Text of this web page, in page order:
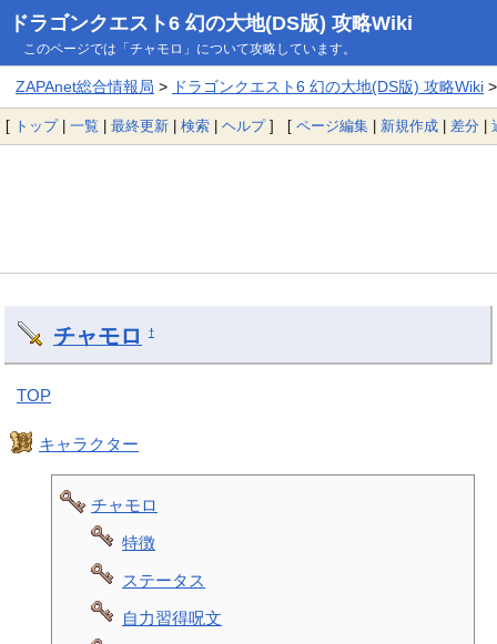
ドラゴンクエスト6 幻の大地(DS版) 攻略Wiki
このページでは「チャモロ」について攻略しています。
ZAPAnet総合情報局 > ドラゴンクエスト6 幻の大地(DS版) 攻略Wiki>
[ トップ| 一覧 | 最終更新 | 検索 | ヘルプ] [ ページ編集 | 新規作成 | 差分 |
チャモロ †
TOP
キャラクター
チャモロ
特徴
ステータス
自力習得呪文